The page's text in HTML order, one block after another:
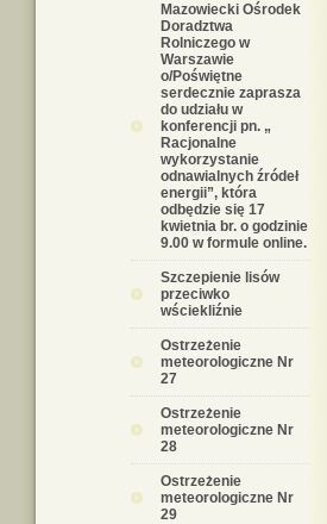
Mazowiecki Ośrodek
Doradztwa
Rolniczego w
Warszawie
o/Poświętne
serdecznie zaprasza
do udziału w
konferencji pn. „
Racjonalne
wykorzystanie
odnawialnych źródeł
energii”, która
odbędzie się 17
kwietnia br. o godzinie
9.00 w formule online.
Szczepienie lisów
przeciwko
wściekliźnie
Ostrzeżenie
meteorologiczne Nr
27
Ostrzeżenie
meteorologiczne Nr
28
Ostrzeżenie
meteorologiczne Nr
29